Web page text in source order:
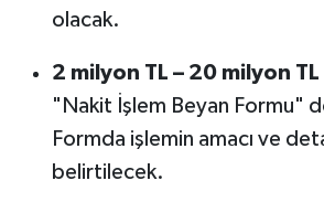
olacak.
2 milyon TL – 20 milyon TL
"Nakit İşlem Beyan Formu"
Formda işlemin amacı ve
belirtilecek.